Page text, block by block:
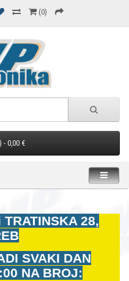
(0)
- 0,00 €
TRATINSKA 28,
SVAKI DAN
NA BROJ: